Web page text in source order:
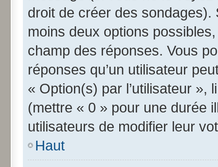
droit de créer des
moins deux options
champ des réponses. Vous
réponses qu’un utilisateur
« Option(s) par l’utilisateur »,
(mettre « 0 » pour une durée
utilisateurs de modifier leur
Haut